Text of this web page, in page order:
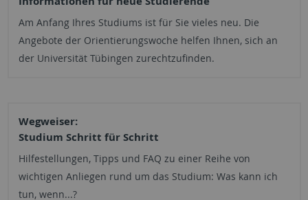
Am Anfang Ihres Studiums ist für Sie vieles neu. Die
Angebote der Orientierungs­woche helfen Ihnen, sich an
der Universität Tübingen zurechtzufinden.
Wegweiser:
Studium Schritt für Schritt
Hilfestellungen, Tipps und FAQ zu einer Reihe von
wichtigen Anliegen rund um das Studium: Was kann ich
tun, wenn...?